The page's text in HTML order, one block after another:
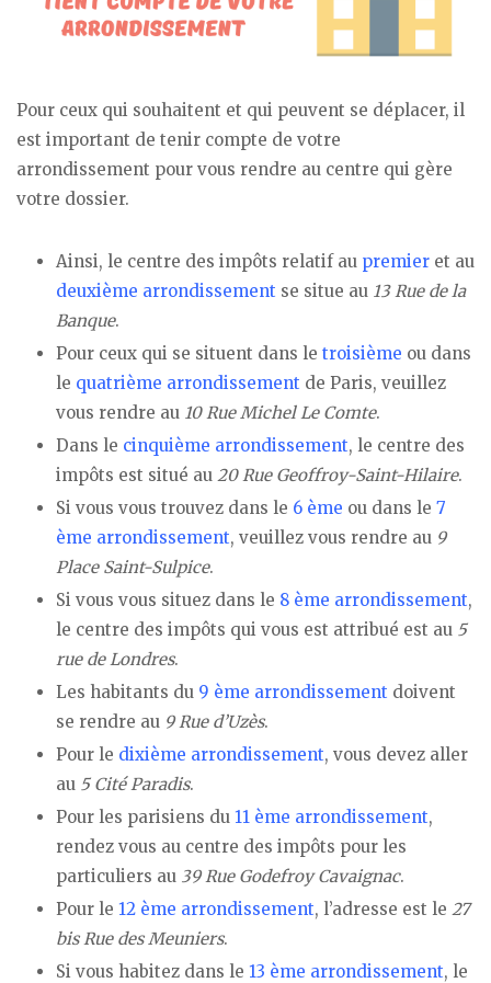
Pour ceux qui souhaitent et qui peuvent se déplacer, il
est important de tenir compte de votre
arrondissement pour vous rendre au centre qui gère
votre dossier.
Ainsi, le centre des impôts relatif au premier et au
deuxième arrondissement se situe au 13 Rue de la
Banque.
Pour ceux qui se situent dans le troisième ou dans
le quatrième arrondissement de Paris, veuillez
vous rendre au 10 Rue Michel Le Comte.
Dans le cinquième arrondissement, le centre des
impôts est situé au 20 Rue Geoffroy-Saint-Hilaire.
Si vous vous trouvez dans le 6 ème ou dans le 7
ème arrondissement, veuillez vous rendre au 9
Place Saint-Sulpice.
Si vous vous situez dans le 8 ème arrondissement,
le centre des impôts qui vous est attribué est au 5
rue de Londres.
Les habitants du 9 ème arrondissement doivent
se rendre au 9 Rue d’Uzès.
Pour le dixième arrondissement, vous devez aller
au 5 Cité Paradis.
Pour les parisiens du 11 ème arrondissement,
rendez vous au centre des impôts pour les
particuliers au 39 Rue Godefroy Cavaignac.
Pour le 12 ème arrondissement, l’adresse est le 27
bis Rue des Meuniers.
Si vous habitez dans le 13 ème arrondissement, le